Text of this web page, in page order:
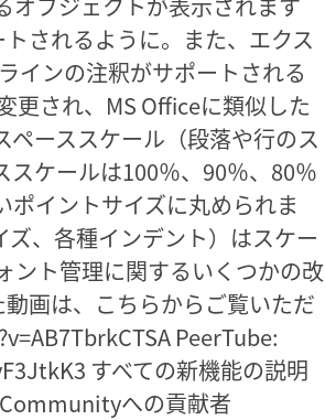
オブジェクトが表示されます
されるように。また、エクス
インの注釈がサポートされる
更され、MS Officeに類似した
ーススケール（段落や行のス
ケールは100％、90％、80％
イントサイズに丸められま
、各種インデント）はスケー
ント管理に関するいくつかの改
画は、こちらからご覧いただ
PeerTube:
すべての新機能の説明
への貢献者